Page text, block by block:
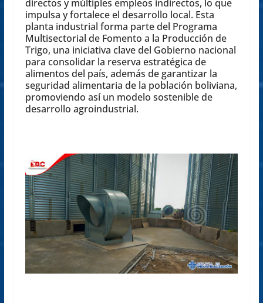
directos y múltiples empleos indirectos, lo que
impulsa y fortalece el desarrollo local. Esta
planta industrial forma parte del Programa
Multisectorial de Fomento a la Producción de
Trigo, una iniciativa clave del Gobierno nacional
para consolidar la reserva estratégica de
alimentos del país, además de garantizar la
seguridad alimentaria de la población boliviana,
promoviendo así un modelo sostenible de
desarrollo agroindustrial.